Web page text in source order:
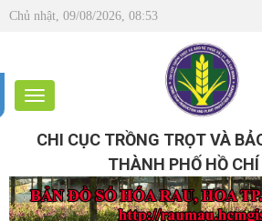
Chủ nhật, 09/08/2026, 08:53
CHI CỤC TRỒNG TRỌT VÀ
THÀNH PHỐ HỒ